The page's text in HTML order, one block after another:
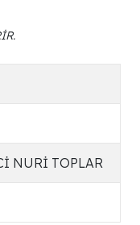
NURİ TOPLAR